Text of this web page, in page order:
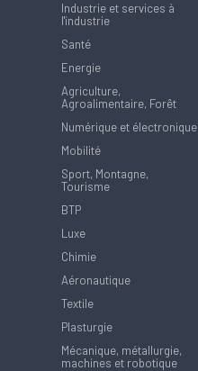
Industrie et services à
l'industrie
Santé
Energie
Agriculture,
Agroalimentaire, Forêt
Numérique et électronique
Mobilité
Sport, Montagne,
Tourisme
BTP
Luxe
Chimie
Aéronautique
Textile
Plasturgie
Mécanique, métallurgie,
machines et robotique